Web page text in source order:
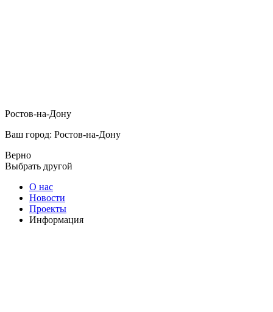
Ростов-на-Дону
Ваш город: Ростов-на-Дону
Верно
Выбрать другой
О нас
Новости
Проекты
Информация